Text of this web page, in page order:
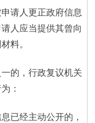
人更正政府信息
人应当提供其曾向
料。
，行政复议机关
：
经主动公开的，